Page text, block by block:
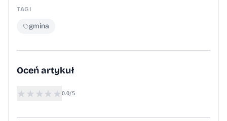
TAGI
gmina
Oceń artykuł
★ ★ ★★ ★0.0/5